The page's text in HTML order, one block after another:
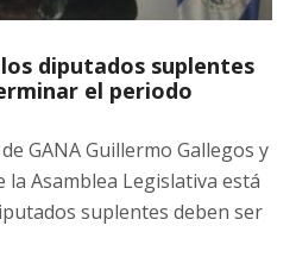
diputados suplentes
el periodo
GANA Guillermo Gallegos y
la Asamblea Legislativa está
suplentes deben ser